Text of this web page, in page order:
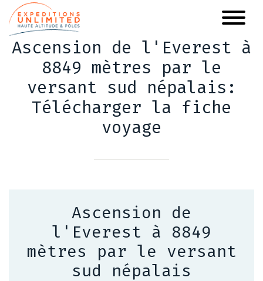
Aller
au
contenu
principal
Ascension de l'Everest à
8849 mètres par le
versant sud népalais:
Télécharger la fiche
voyage
Ascension de
l'Everest à 8849
mètres par le versant
sud népalais